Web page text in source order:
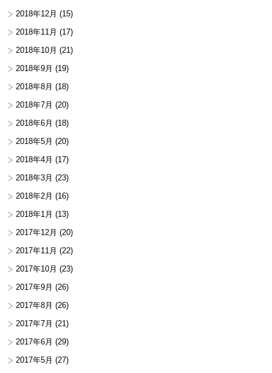
2018年12月 (15)
2018年11月 (17)
2018年10月 (21)
2018年9月 (19)
2018年8月 (18)
2018年7月 (20)
2018年6月 (18)
2018年5月 (20)
2018年4月 (17)
2018年3月 (23)
2018年2月 (16)
2018年1月 (13)
2017年12月 (20)
2017年11月 (22)
2017年10月 (23)
2017年9月 (26)
2017年8月 (26)
2017年7月 (21)
2017年6月 (29)
2017年5月 (27)